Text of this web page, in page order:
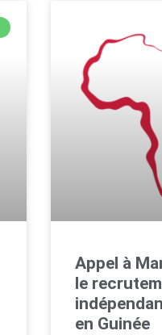
Appel à
le
en Guinée